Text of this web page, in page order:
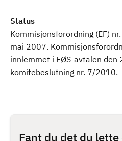
Status
Kommisjonsforordning (EF)
mai 2007.
innlemmet i EØS-avtalen den
komitebeslutning nr. 7/2010.
Fant du det du